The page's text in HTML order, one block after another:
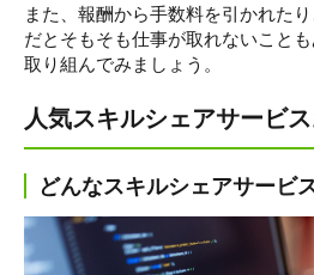
また、報酬から手数料を引かれた
だとそもそも仕事が取れないこと
取り組んでみましょう。
人気スキルシェアサービ
どんなスキルシェアサービ